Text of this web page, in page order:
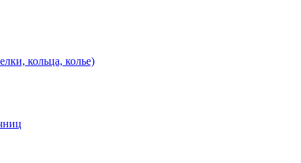
кольца, колье)